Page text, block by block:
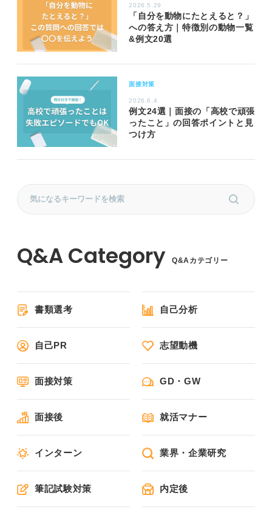
2026.5.29
「自分を動物にたとえると？」
への答え方｜特徴別の動物一覧
&例文20選
面接対策
2026.6.4
例文24選｜面接の「高校で頑張
ったこと」の回答ポイントと見
つけ方
Q&Aカテゴリー
書類選考 自己分析
自己PR 志望動機
面接対策 GD・GW
面接後 就活マナー
インターン 業界・企業研究
筆記試験対策 内定後